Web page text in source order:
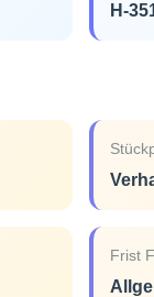
H-
Frist